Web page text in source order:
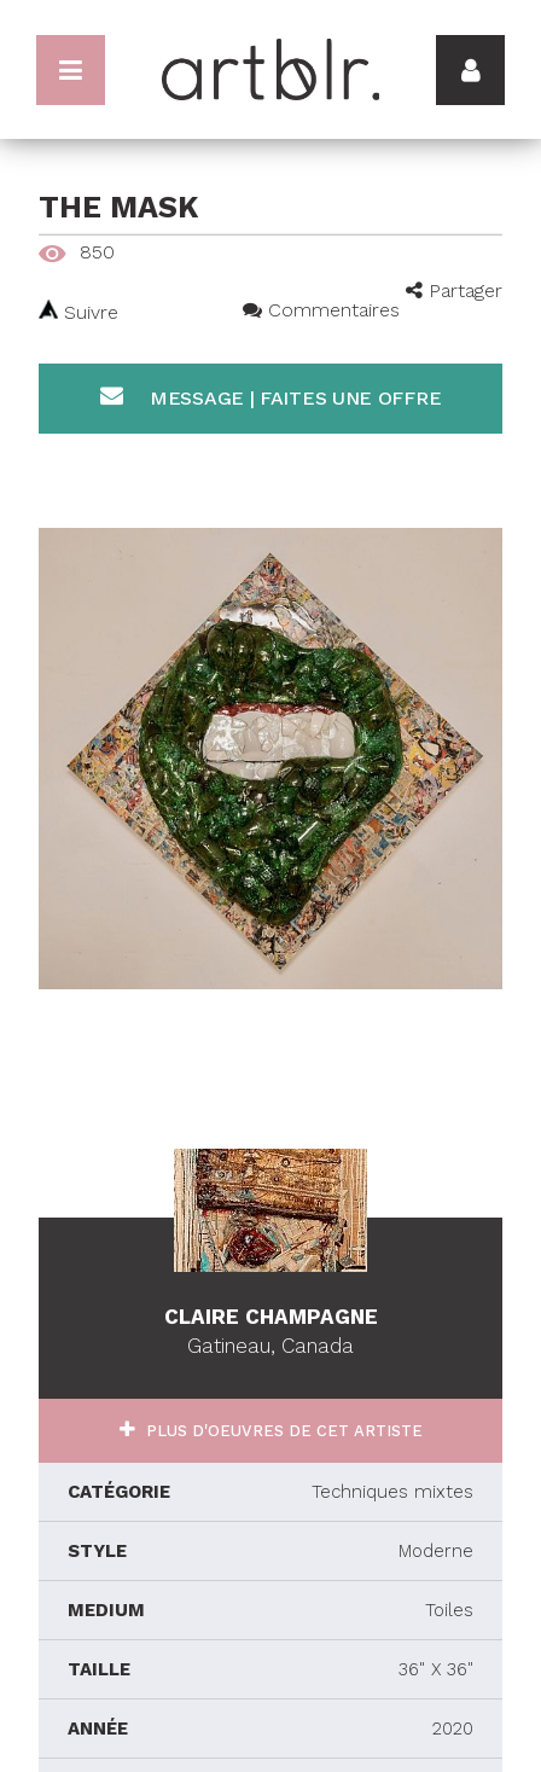
THE MASK
850
Partager
Suivre
Commentaires
MESSAGE | FAITES UNE OFFRE
CLAIRE CHAMPAGNE
Gatineau, Canada
PLUS D'OEUVRES DE CET ARTISTE
CATÉGORIE Techniques mixtes
STYLE Moderne
MEDIUM Toiles
TAILLE 36" X 36"
ANNÉE 2020